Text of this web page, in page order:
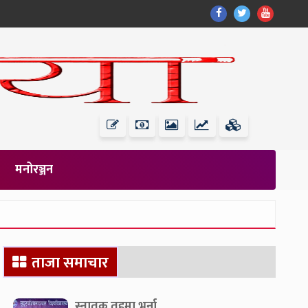
Find
Us
Facebook
Find
Us
Find
Us
मनोरञ्जन
Secondary
Sidebarताजा समाचार